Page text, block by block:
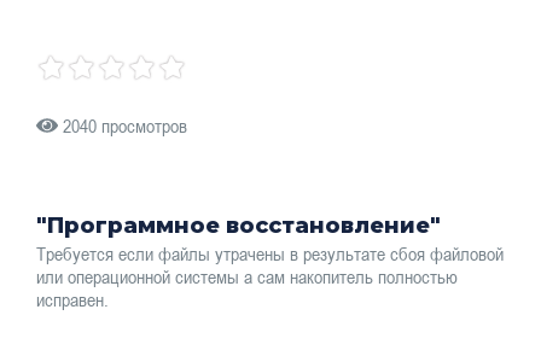
2040 просмотров
"Программное восстановление"
Требуется если файлы утрачены в результате сбоя файловой
или операционной системы а сам накопитель полностью
исправен.